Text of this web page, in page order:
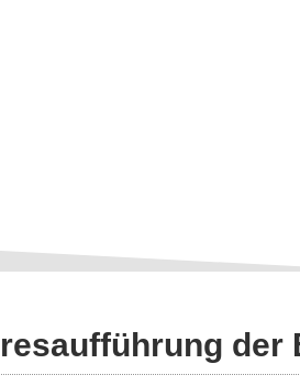
der